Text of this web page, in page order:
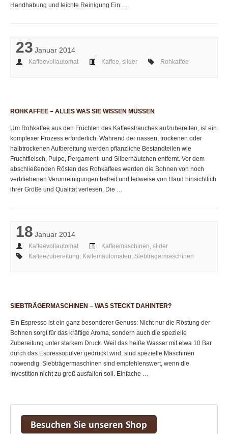
Handhabung und leichte Reinigung Ein …
23 Januar 2014
Kaffeevollautomat Kaffee, slider Rohkaffee
ROHKAFFEE – ALLES WAS SIE WISSEN MÜSSEN
Um Rohkaffee aus den Früchten des Kaffeestrauches aufzubereiten, ist ein
komplexer Prozess erforderlich. Während der nassen, trockenen oder
halbtrockenen Aufbereitung werden pflanzliche Bestandteilen wie
Fruchtfleisch, Pulpe, Pergament- und Silberhäutchen entfernt. Vor dem
abschließenden Rösten des Rohkaffees werden die Bohnen von noch
verbliebenen Verunreinigungen befreit und teilweise von Hand hinsichtlich
ihrer Größe und Qualität verlesen. Die …
18 Januar 2014
Kaffeevollautomat Kaffeemaschinen, slider
Kaffeezubereitung, Kaffemautomaten, Siebträgermaschinen
SIEBTRÄGERMASCHINEN – WAS STECKT DAHINTER?
Ein Espresso ist ein ganz besonderer Genuss: Nicht nur die Röstung der
Bohnen sorgt für das kräftige Aroma, sondern auch die spezielle
Zubereitung unter starkem Druck. Weil das heiße Wasser mit etwa 10 Bar
durch das Espressopulver gedrückt wird, sind spezielle Maschinen
notwendig. Siebträgermaschinen sind empfehlenswert, wenn die
Investition nicht zu groß ausfallen soll. Einfache …